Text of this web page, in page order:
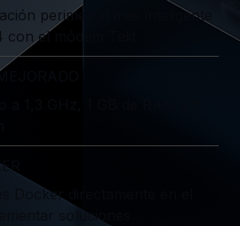
perimetral más inteligente
el módem Telit
1,3 GHz, 1 GB de RAM y 8
Docker directamente en el
soluciones